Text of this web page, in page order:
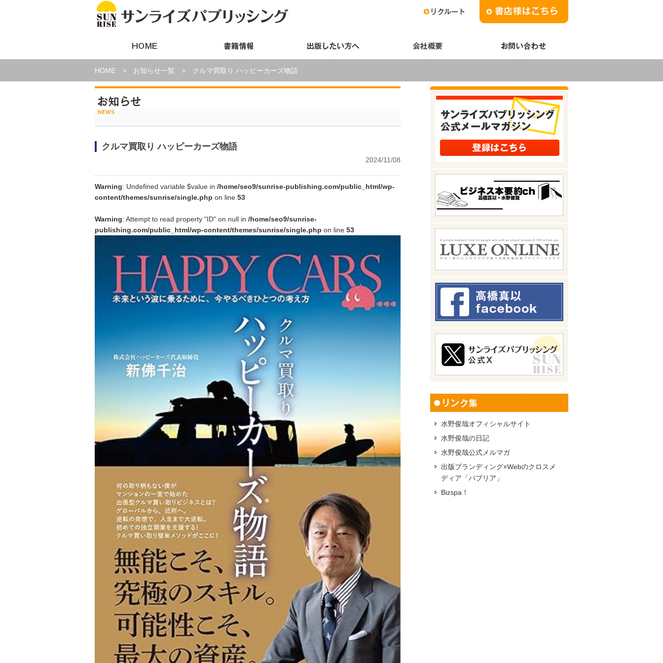
HOME > お知らせ一覧 > クルマ買取り ハッピーカーズ物語
クルマ買取り ハッピーカーズ物語
2024/11/08
Warning: Undefined variable $value in /home/seo9/sunrise-publishing.com/public_html/wp-
content/themes/sunrise/single.php on line 53
Warning: Attempt to read property "ID" on null in /home/seo9/sunrise-
publishing.com/public_html/wp-content/themes/sunrise/single.php on line 53
水野俊哉オフィシャルサイト
水野俊哉の日記
水野俊哉公式メルマガ
出版ブランディング×Webのクロスメ
ディア「パブリア」
Bizspa！